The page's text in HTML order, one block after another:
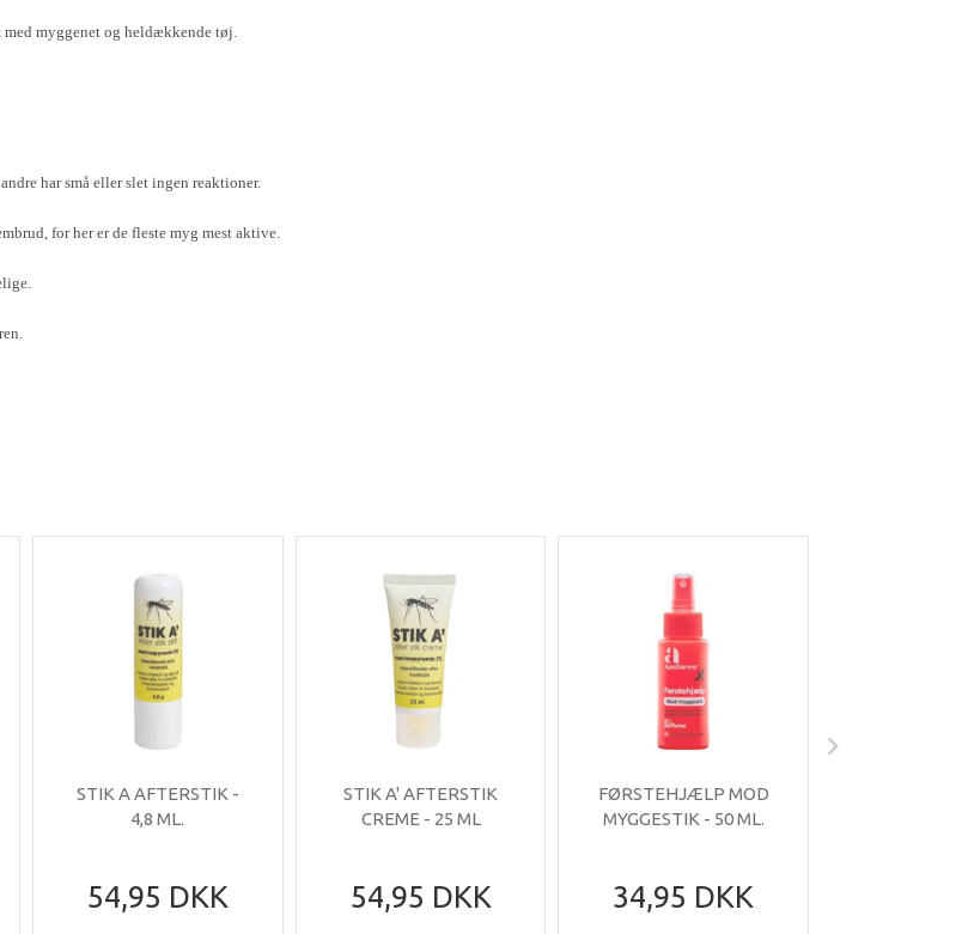
med myggenet og heldækkende tøj.
har små eller slet ingen reaktioner.
for her er de fleste myg mest aktive.
STIK A AFTERSTIK -
4,8 ML.
54,95 DKK
STIK A' AFTERSTIK
CREME - 25 ML
54,95 DKK
FØRSTEHJÆLP MOD
MYGGESTIK - 50 ML.
34,95 DKK